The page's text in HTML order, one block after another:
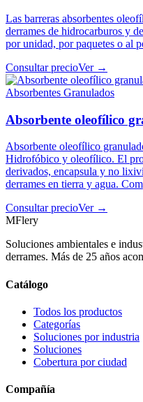
Las barreras absorbentes
derrames de hidrocarburos y
por unidad, por paquetes o al
Consultar precioVer →
Absorbentes Granulados
Absorbente oleofílico
Absorbente oleofílico
Hidrofóbico y oleofílico. El
derivados, encapsula y no
derrames en tierra y agua.
Consultar precioVer →
MFlery
Soluciones ambientales e
derrames. Más de 25 años
Catálogo
Todos los productos
Categorías
Soluciones por industria
Soluciones
Cobertura por ciudad
Compañía